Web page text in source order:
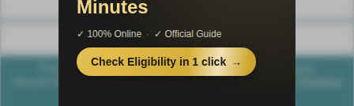
Разделы публикаций
Poznayka.org - Познайка.Орг - 2016-2026 год. Материал